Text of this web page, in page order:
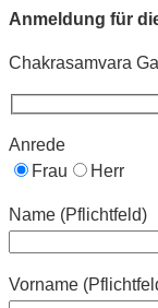
Anmeldung für
Chakrasamvara
Anrede
Frau
Herr
Name (Pflichtfeld)
Vorname